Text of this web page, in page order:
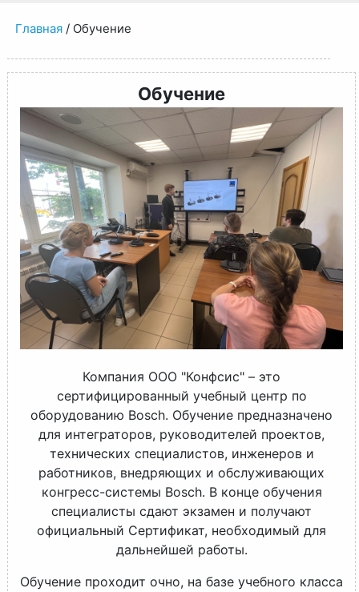
Главная/ Обучение
Обучение
Компания ООО "Конфсис" – это
сертифицированный учебный центр по
оборудованию Bosch. Обучение предназначено
для интеграторов, руководителей проектов,
технических специалистов, инженеров и
работников, внедряющих и обслуживающих
конгресс-системы Bosch. В конце обучения
специалисты сдают экзамен и получают
официальный Сертификат, необходимый для
дальнейшей работы.
Обучение проходит очно, на базе учебного класса